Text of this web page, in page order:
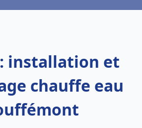
installation et
chauffe eau